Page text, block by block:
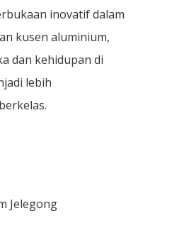
inovatif dalam
kusen aluminium,
dan kehidupan di
lebih
Jelegong